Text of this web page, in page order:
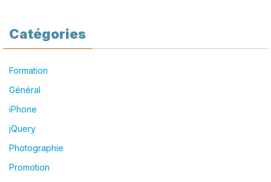
Catégories
Formation
Général
iPhone
jQuery
Photographie
Promotion